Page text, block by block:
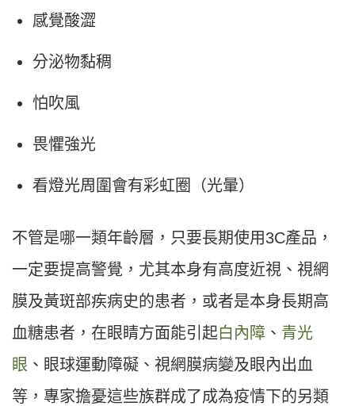
感覺酸澀
分泌物黏稠
怕吹風
畏懼強光
看燈光周圍會有彩虹圈（光暈）
不管是哪一類年齡層，只要長期使用3C產品，
一定要提高警覺，尤其本身有高度近視、視網
膜及黃斑部疾病史的患者，或者是本身長期高
血糖患者，在眼睛方面能引起白內障 、 青光
眼 、眼球運動障礙、視網膜病變及眼內出血
等，專家擔憂這些族群成了成為疫情下的另類